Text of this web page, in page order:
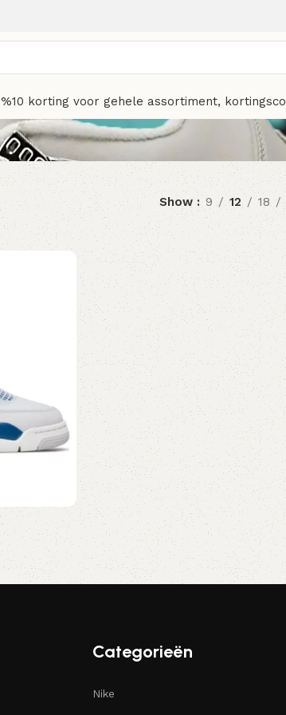
%10 korting voor gehele assortiment,
Show 9 12 18
Categorieën
Nike